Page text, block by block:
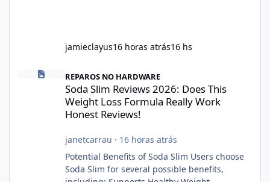
jamieclayus16 horas atrás16 hs
Soda Slim Reviews 2026: Does This Weight Loss Formula Really
REPAROS NO HARDWARE
Soda Slim Reviews 2026: Does This
Weight Loss Formula Really Work
Honest Reviews!
janetcarrau · 16 horas atrás
Potential Benefits of Soda Slim Users choose
Soda Slim for several possible benefits,